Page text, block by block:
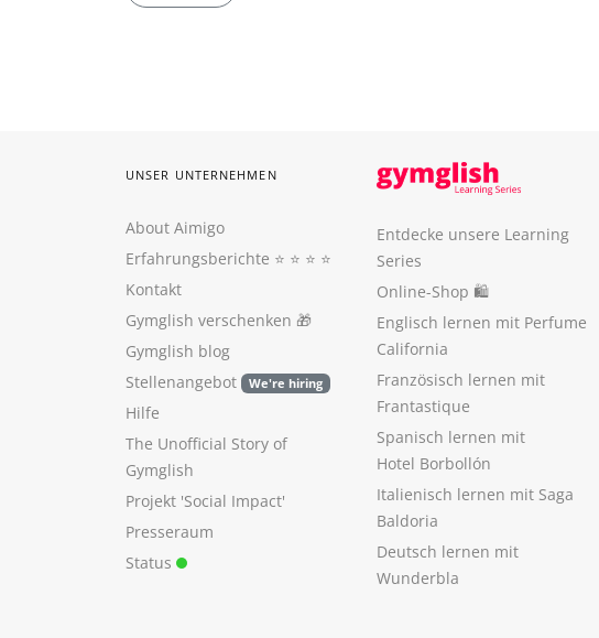
UNSER UNTERNEHMEN
About Aimigo
Erfahrungsberichte ⭐️ ⭐️ ⭐️ ⭐️
Kontakt
Gymglish verschenken 🎁
Gymglish blog
Stellenangebot
We're hiring
Hilfe
The Unofficial Story of
Gymglish
Projekt 'Social Impact'
Presseraum
Status
Entdecke unsere Learning
Series
Online-Shop 🛍
Englisch lernen mit Perfume
California
Französisch lernen mit
Frantastique
Spanisch lernen mit
Hotel Borbollón
Italienisch lernen mit Saga
Baldoria
Deutsch lernen mit
Wunderbla